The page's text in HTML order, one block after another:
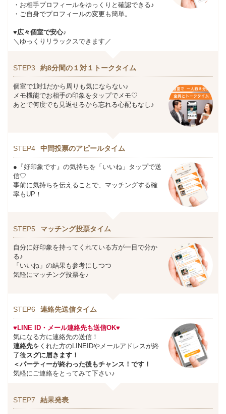
・お相手プロフィールをゆっくりと確認できる♪
・ご自身でプロフィールの変更も簡単。
♥広々個室で安心♪
＼ゆっくりリラックスできます／
STEP3 約8分間の１対１トークタイム
個室で1対1だから周りも気にならない♪
メモ機能でお相手の印象をタップでメモ♡
あとで何度でも見返せるから忘れる心配もなし♪
STEP4 中間投票のアピールタイム
●『好印象です』の気持ちを「いいね」タップで送
信♡
事前に気持ちを伝えることで、マッチングする確
率もUP！
STEP5 マッチング投票タイム
自分に好印象を持ってくれている方が一目で分か
る♪
「いいね」の結果も参考にしつつ
気軽にマッチング投票を♪
STEP6 連絡先送信タイム
♥LINE ID・メール連絡先も送信OK♥
気になる方に連絡先の送信！
連絡先をくれた方のLINEIDやメールアドレスが終
了後 スグに届きます！
＜パーティーが終わった後もチャンス！です！
気軽にご連絡をとってみて下さい♪
STEP7 結果発表